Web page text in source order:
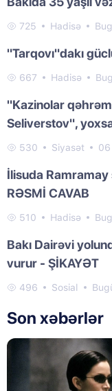
725 Hadisə
"Tarqovı"dakı
667 Hadisə
"Kazinolar
Seliverstov",
530 Siyasət
İlisuda
RƏSMİ CAVAB
510 Hadisə
Bakı Dairəvi
vurur - ŞİKAYƏT
496 Sosial
Son xəbərlər